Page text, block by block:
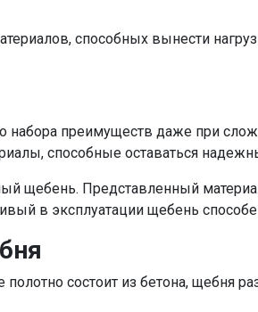
способных вынести
набора преимуществ даже при
способные оставаться
щебень. Представленный
в эксплуатации щебень
состоит из бетона, щебня